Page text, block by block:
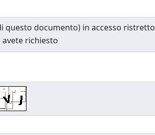
questo documento) in accesso ristretto
avete richiesto